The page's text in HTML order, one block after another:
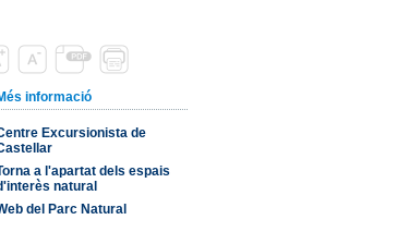
informació
Excursionista de
a l'apartat dels espais
natural
del Parc Natural